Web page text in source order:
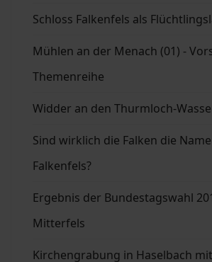
Schloss Falkenfels als
Mühlen an der Menach (01) -
Themenreihe
Widder an den Thurmloch-
Sind wirklich die Falken die
Falkenfels?
Ergebnis der Bundestagswahl
Mitterfels
Kirchengrabung in Haselbach